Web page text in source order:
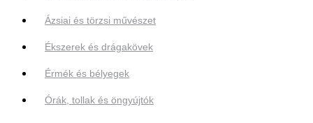
Ázsiai és törzsi művészet
Ékszerek és drágakövek
Érmék és bélyegek
Órák, tollak és öngyújtók